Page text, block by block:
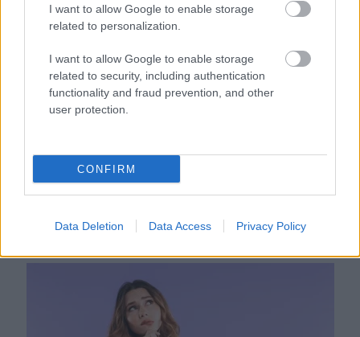
I want to allow Google to enable storage
related to personalization.
I want to allow Google to enable storage
related to security, including authentication
functionality and fraud prevention, and other
user protection.
CONFIRM
Data Deletion Data Access Privacy Policy
Nem ecettel és nem szódabikarbónával: ezzel lesz újra